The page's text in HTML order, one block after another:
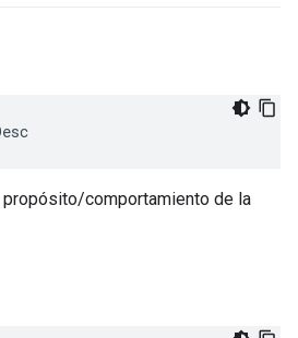
comportamiento de la